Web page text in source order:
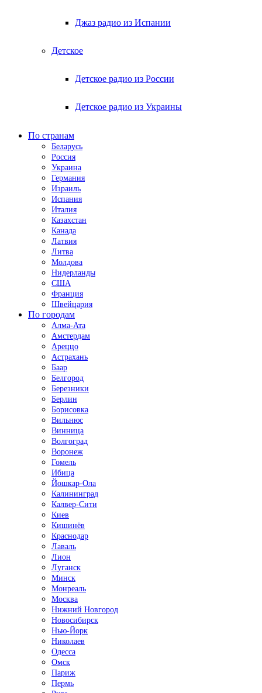
Джаз радио из Испании
Детское
Детское радио из России
Детское радио из Украины
По странам
Беларусь
Россия
Украина
Германия
Израиль
Испания
Италия
Казахстан
Канада
Латвия
Литва
Молдова
Нидерланды
США
Франция
Швейцария
По городам
Алма-Ата
Амстердам
Ареццо
Астрахань
Баар
Белгород
Березники
Берлин
Борисовка
Вильнюс
Винница
Волгоград
Воронеж
Гомель
Ибица
Йошкар-Ола
Калининград
Калвер-Сити
Киев
Кишинёв
Краснодар
Лаваль
Лион
Луганск
Минск
Монреаль
Москва
Нижний Новгород
Новосибирск
Нью-Йорк
Николаев
Одесса
Омск
Париж
Пермь